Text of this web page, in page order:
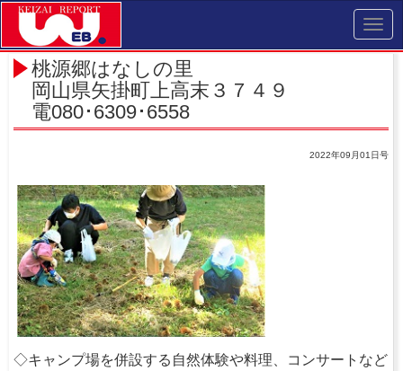
桃源郷はなしの里
岡山県矢掛町上高末３７４９
電080･6309･6558
2022年09月01日号
◇キャンプ場を併設する自然体験や料理、コンサートなど